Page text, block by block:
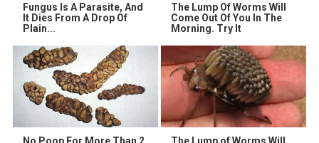
Fungus Is A Parasite, And
It Dies From A Drop Of
Plain...
The Lump Of Worms Will
Come Out Of You In The
Morning. Try It
No Poop For More Than 2
The Lump of Worms Will